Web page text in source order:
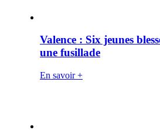
Valence : Six jeunes
une fusillade
En savoir +